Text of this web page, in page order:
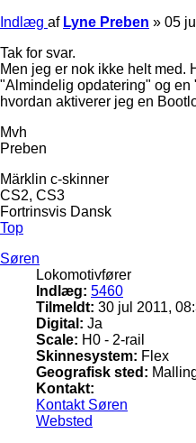
Indlæg af Lyne Preben » 05
Tak for svar.
Men jeg er nok ikke helt med.
"Almindelig opdatering" og en
hvordan aktiverer jeg en
Mvh
Preben
Märklin c-skinner
CS2, CS3
Fortrinsvis Dansk
Top
Søren
Lokomotivfører
Indlæg: 5460
Tilmeldt: 30 jul 2011,
Digital: Ja
Scale: H0 - 2-rail
Skinnesystem: Flex
Geografisk sted:
Kontakt:
Kontakt Søren
Websted